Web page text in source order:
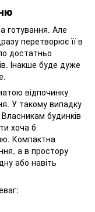
готування. Але
перетворює її в
достатньо
Інакше буде дуже
відпочинку
У такому випадку
будинків
хоча б
Компактна
а в простору
або навіть